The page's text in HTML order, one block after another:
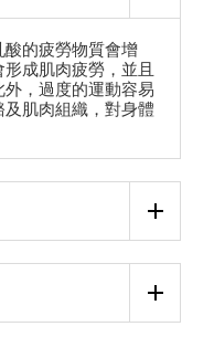
的疲勞物質會增
成肌肉疲勞，並且
，過度的運動容易
肌肉組織，對身體